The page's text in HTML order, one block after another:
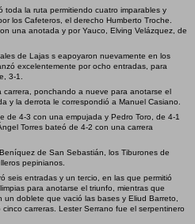
toda la ruta permitiendo cuatro imparables y
los Cafeteros, el derecho Humberto Troche.
una anotada y por Yauco, Elving Velázquez, de
de Lajas s eapoyaron nuevamente en los
excelentemente por ocho entradas, para
3-1.
carrera, ponchando a nueve para anotarse el
y la derrota le correspondió a Manuel Casiano.
de 4-3 con una empujada y Pedro Toro, de 4-1
Torres bateó de 4-2 con una carrera
de San Sebastián, los Tiburones de
pepinianos.
seis entradas y un tercio, en las que permitió
para anotarse el triunfo, mientras que
doblete que vació las bases y Eliud Barreto,
carreras. Lester Serrano fue el serpentinero